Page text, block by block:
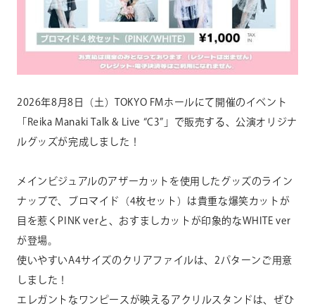
2026年8月8日（土）TOKYO FMホールにて開催のイベント
「Reika Manaki Talk & Live “C3”」で販売する、公演オリジナ
ルグッズが完成しました！
メインビジュアルのアザーカットを使用したグッズのライン
ナップで、ブロマイド（4枚セット）は貴重な爆笑カットが
目を惹くPI NK verと、おすましカットが印象的なWHITE ver
が登場。
使いやすいA4サイズのクリアファイルは、2パターンご用意
しま した！
エレガントなワンピースが映えるアクリルスタンドは、ぜひ